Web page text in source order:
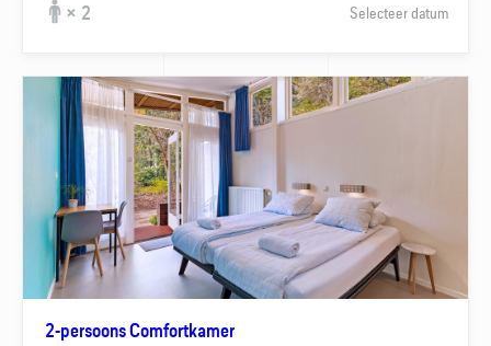
× 2 Selecteer datum
2-persoons Comfortkamer